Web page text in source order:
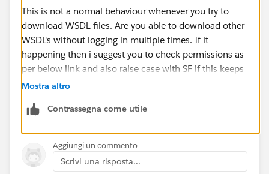
This is not a normal behaviour whenever you try to
download WSDL files. Are you able to download other
WSDL's without logging in multiple times. If it
happening then i suggest you to check permissions as
per below link and also raise case with SF if this keeps
happening.
https://help.salesforce.com/articleView?
Cheers,
Mostra altro
Contrassegna come utile
Aggiungi un commento
Scrivi una risposta...